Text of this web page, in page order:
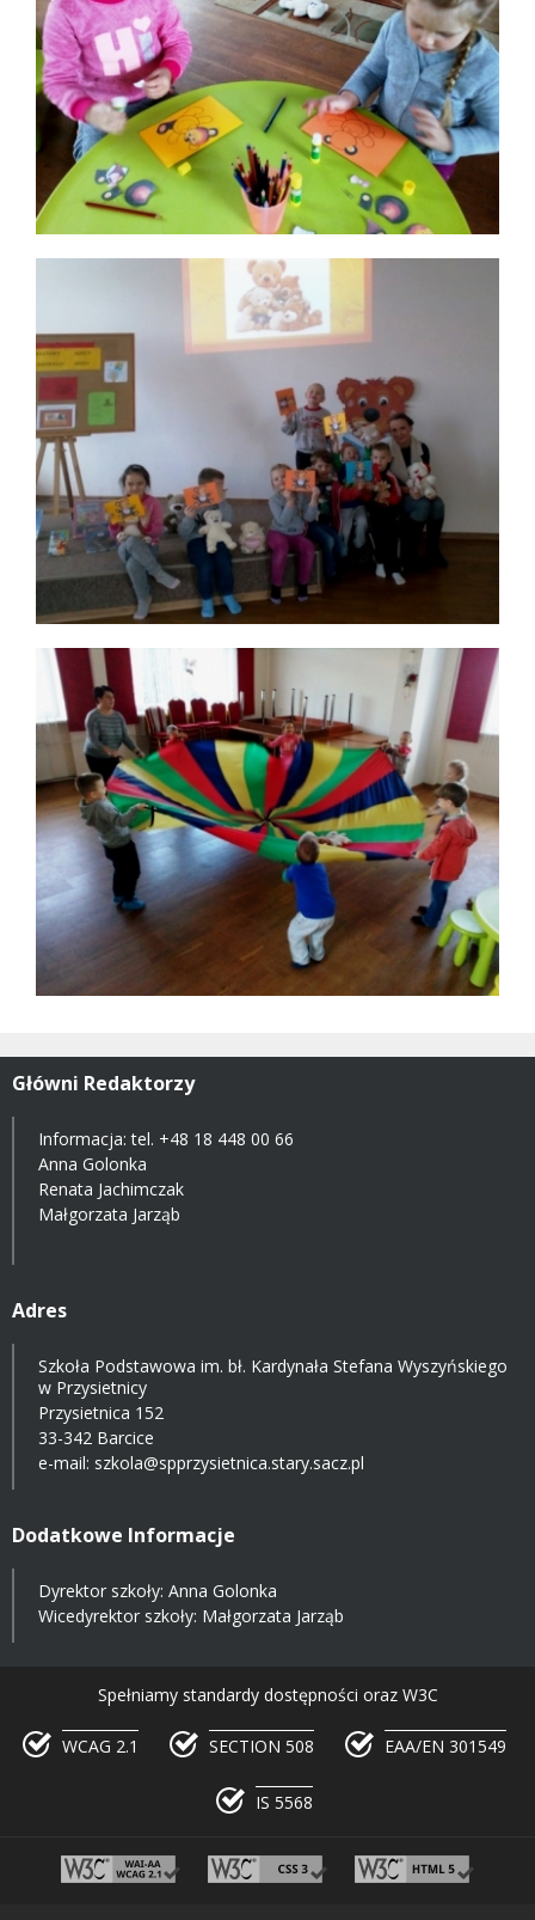
Główni Redaktorzy
Informacja: tel. +48 18 448 00 66
Anna Golonka
Renata Jachimczak
Małgorzata Jarząb
Adres
Szkoła Podstawowa im. bł. Kardynała Stefana Wyszyńskiego
w Przysietnicy
Przysietnica 152
33-342 Barcice
e-mail: szkola@spprzysietnica.stary.sacz.pl
Dodatkowe Informacje
Dyrektor szkoły: Anna Golonka
Wicedyrektor szkoły: Małgorzata Jarząb
Spełniamy standardy dostępności oraz W3C
WCAG 2.1 SECTION 508 EAA/EN 301549
IS 5568